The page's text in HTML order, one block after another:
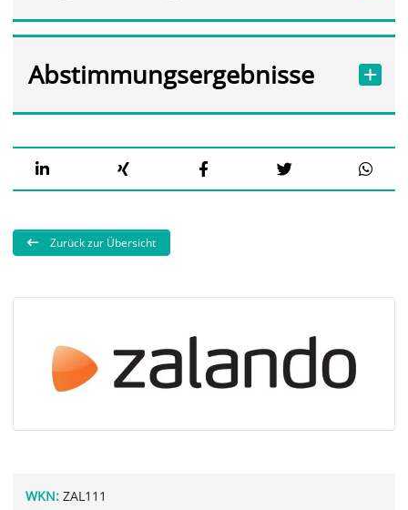
Abstimmungsergebnisse
Zurück zur Übersicht
WKN: ZAL111